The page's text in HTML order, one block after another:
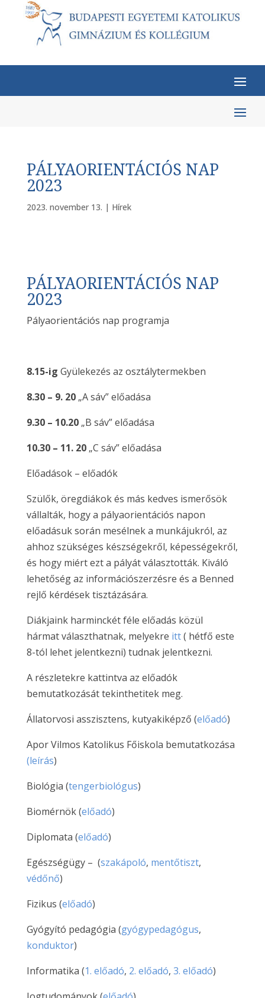
PÁLYAORIENTÁCIÓS NAP
2023
2023. november 13. | Hírek
PÁLYAORIENTÁCIÓS NAP
2023
Pályaorientációs nap programja
8.15-ig Gyülekezés az osztálytermekben
8.30 – 9. 20„A sáv” előadása
9.30 – 10.20„B sáv” előadása
10.30 – 11. 20„C sáv” előadása
Előadások – előadók
Szülők, öregdiákok és más kedves ismerősök
vállalták, hogy a pályaorientációs napon
előadásuk során mesélnek a munkájukról, az
ahhoz szükséges készségekről, képességekről,
és hogy miért ezt a pályát választották. Kiváló
lehetőség az információszerzésre és a Benned
rejlő kérdések tisztázására.
Diákjaink harminckét féle előadás közül
hármat választhatnak, melyekre itt( hétfő este
8-tól lehet jelentkezni) tudnak jelentkezni.
A részletekre kattintva az előadók
bemutatkozását tekinthetitek meg.
Állatorvosi asszisztens, kutyakiképző (előadó)
Apor Vilmos Katolikus Főiskola bemutatkozása
(leírás)
Biológia (tengerbiológus)
Biomérnök (előadó)
Diplomata (előadó)
Egészségügy – (szakápoló, mentőtiszt,
védőnő)
Fizikus (előadó)
Gyógyító pedagógia (gyógypedagógus,
konduktor)
Informatika (1. előadó, 2. előadó, 3. előadó)